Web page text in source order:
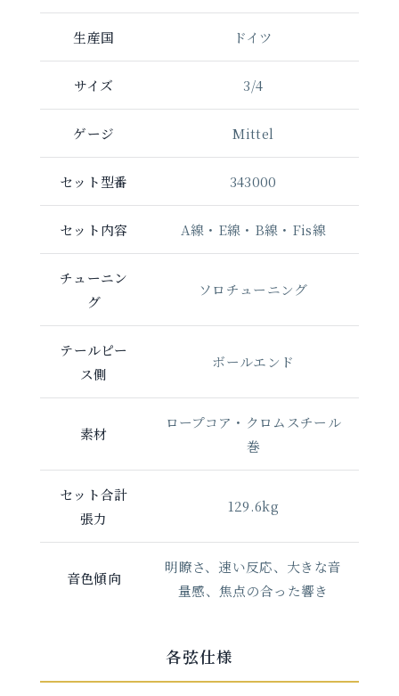
生産国 ドイツ
サイズ 3/4
ゲージ Mittel
セット型番 343000
セット内容 A線・E線・B線・Fis線
チューニン
グ
ソロチューニング
テールピー
ス側
ボールエンド
素材
ロープコア・クロムスチール
巻
セット合計
張力
129.6kg
音色傾向
明瞭さ、速い反応、大きな音
量感、焦点の合った響き
各弦仕様